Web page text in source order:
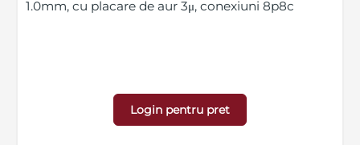
1.0mm, cu placare de aur 3μ, conexiuni 8p8c
Login pentru pret